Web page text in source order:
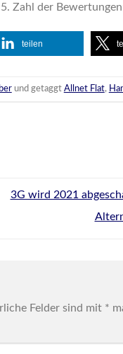
Zahl der
teilen
und getaggt Allnet Flat,
3G wird 2021
Felder sind mit *